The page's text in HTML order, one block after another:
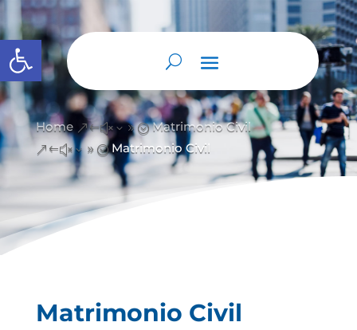
Abrir barra de herramientas
Home &#x39; Matrimonio Civil
&#x39; Matrimonio Civil
Matrimonio Civil